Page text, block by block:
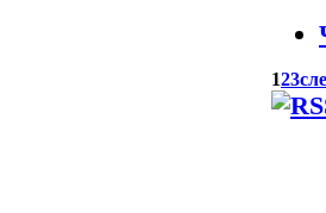
123